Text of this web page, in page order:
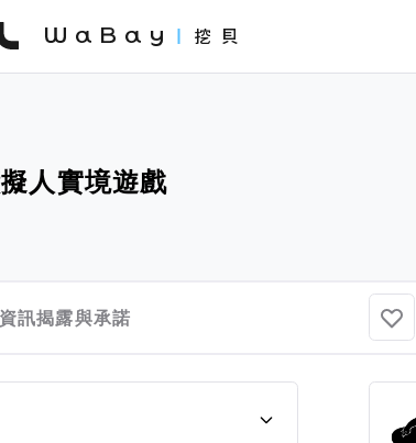
貝 | 台灣最值得信賴的群眾集資 / 群眾募資平台
人實境遊戲
資訊揭露與承諾